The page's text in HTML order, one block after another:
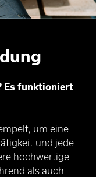
Es funktioniert
um eine
und jede
hochwertige
als auch